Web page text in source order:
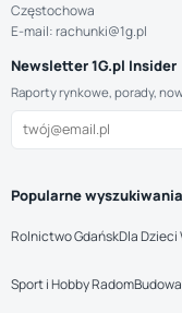
Częstochowa
E-mail: rachunki@1g.pl
Newsletter 1G.pl Insider
Raporty rynkowe, porady,
Popularne wyszukiwania
Rolnictwo GdańskDla Dzieci
Sport i Hobby Radom